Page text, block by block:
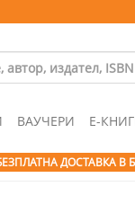
ВАУЧЕРИ Е-
ДОСТАВКА В